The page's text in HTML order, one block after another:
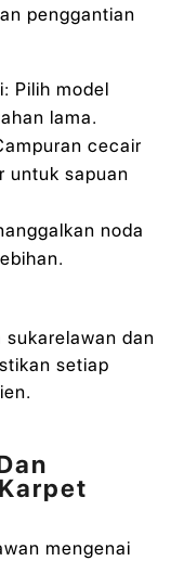
penggantian
Pilih model
lama.
cecair
untuk sapuan
noda
sukarelawan dan
setiap
mengenai